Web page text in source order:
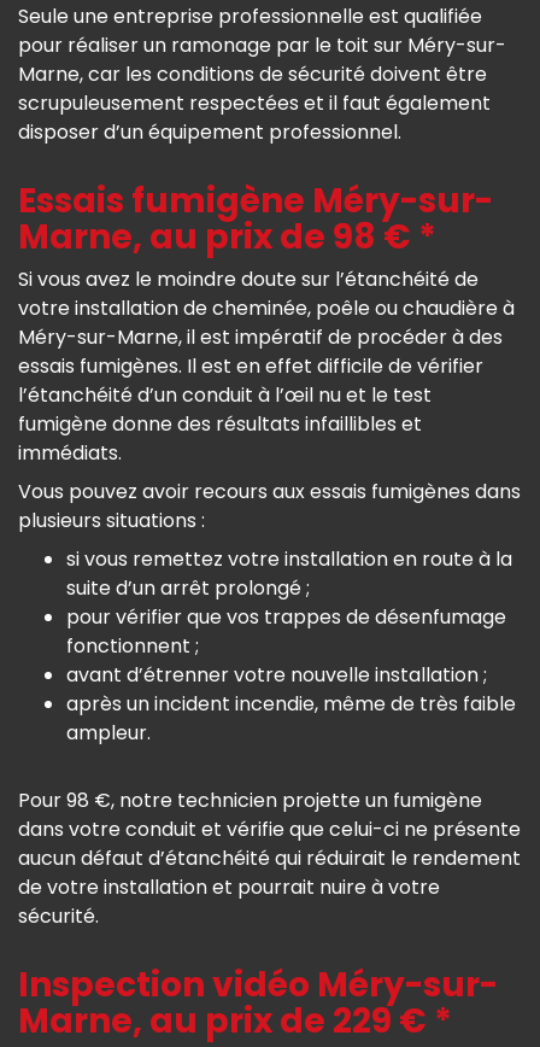
Seule une entreprise professionnelle est qualifiée
pour réaliser un ramonage par le toit sur Méry-sur-
Marne, car les conditions de sécurité doivent être
scrupuleusement respectées et il faut également
disposer d’un équipement professionnel.
Essais fumigène Méry-sur-
Marne, au prix de 98 € *
Si vous avez le moindre doute sur l’étanchéité de
votre installation de cheminée, poêle ou chaudière à
Méry-sur-Marne, il est impératif de procéder à des
essais fumigènes. Il est en effet difficile de vérifier
l’étanchéité d’un conduit à l’œil nu et le test
fumigène donne des résultats infaillibles et
immédiats.
Vous pouvez avoir recours aux essais fumigènes dans
plusieurs situations :
si vous remettez votre installation en route à la
suite d’un arrêt prolongé ;
pour vérifier que vos trappes de désenfumage
fonctionnent ;
avant d’étrenner votre nouvelle installation ;
après un incident incendie, même de très faible
ampleur.
Pour 98 €, notre technicien projette un fumigène
dans votre conduit et vérifie que celui-ci ne présente
aucun défaut d’étanchéité qui réduirait le rendement
de votre installation et pourrait nuire à votre
sécurité.
Inspection vidéo Méry-sur-
Marne, au prix de 229 € *